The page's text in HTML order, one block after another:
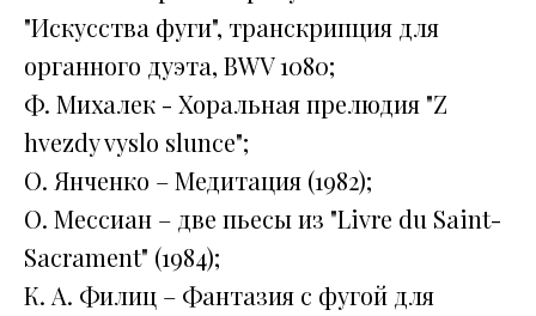
"Искусства фуги", транскрипция для
органного дуэта, BWV 1080;
Ф. Михалек - Хоральная прелюдия "Z
hvezdy vyslo slunce";
О. Янченко – Медитация (1982);
О. Мессиан – две пьесы из "Livre du Saint-
Sacrament" (1984);
К. А. Филиц – Фантазия с фугой для